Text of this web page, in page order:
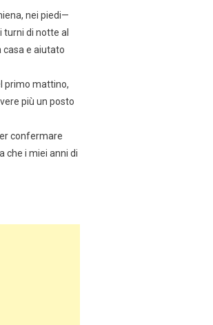
nei piedi—
turni di notte al
casa e aiutato
primo mattino,
più un posto
confermare
che i miei anni di